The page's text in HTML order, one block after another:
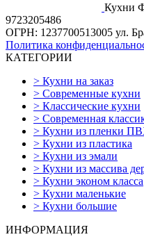
Кухни
9723205486
ОГРН: 1237700513005 ул.
Политика
КАТЕГОРИИ
> Кухни на заказ
> Современные кухни
> Классические кухни
> Современная
> Кухни из пленки
> Кухни из пластика
> Кухни из эмали
> Кухни из массива
> Кухни эконом класса
> Кухни маленькие
> Кухни большие
ИНФОРМАЦИЯ